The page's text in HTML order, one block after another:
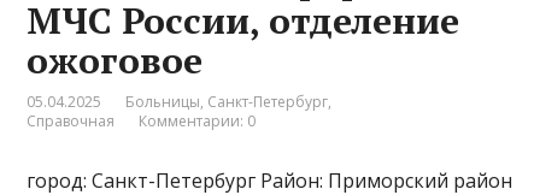
МЧС России, отделение
ожоговое
05.04.2025 Больницы, Санкт-Петербург,
Справочная
Комментарии: 0
город: Санкт-Петербург Район: Приморский район